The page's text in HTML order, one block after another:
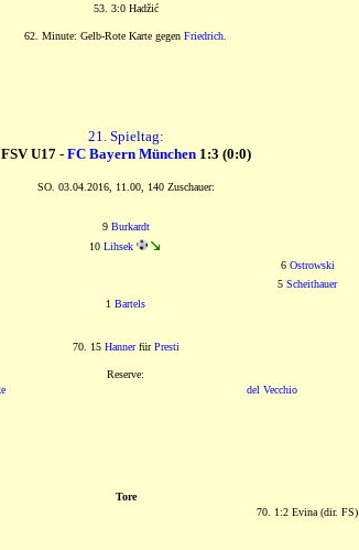
53. 3:0 Hadžić
62. Minute: Gelb-Rote Karte gegen Friedrich
21. Spieltag:
FSV U17 - FC Bayern München1:3 (0:0)
SO. 03.04.2016, 11.00, 140 Zuschauer:
9 Burkardt
10 Lihsek
6 Ostrowski
5 Scheithauer
1 Bartels
70. 15 HannerfürPresti
Reserve:
del Vecchio
Tore
70. 1:2 Evina (dir. FS)